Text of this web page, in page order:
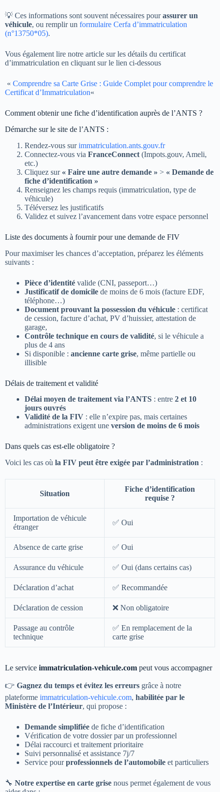
💡 Ces informations sont souvent nécessaires pourassurer un
véhicule, ou remplir un formulaire Cerfa d’immatriculation
(n°13750*05).
Vous également lire notre article sur les détails du certificat
d’immatriculation en cliquant sur le lien ci-dessous
« Comprendre sa Carte Grise : Guide Complet pour comprendre le
Certificat d’Immatriculation«
Comment obtenir une fiche d’identification auprès de l’ANTS ?
Démarche sur le site de l’ANTS :
Rendez-vous surimmatriculation.ants.gouv.fr
Connectez-vous via FranceConnect (Impots.gouv, Ameli,
etc.)
Cliquez sur « Faire une autre demande » > « Demande de
fiche d’identification »
Renseignez les champs requis (immatriculation, type de
véhicule)
Téléversez les justificatifs
Validez et suivez l’avancement dans votre espace personnel
Liste des documents à fournir pour une demande de FIV
Pour maximiser les chances d’acceptation, préparez les éléments
suivants :
Pièce d’identité valide (CNI, passeport…)
Justificatif de domicile de moins de 6 mois (facture EDF,
téléphone…)
Document prouvant la possession du véhicule : certificat
de cession, facture d’achat, PV d’huissier, attestation de
garage,
Contrôle technique en cours de validité, si le véhicule a
plus de 4 ans
Si disponible : ancienne carte grise, même partielle ou
illisible
Délais de traitement et validité
Délai moyen de traitement via l’ANTS : entre 2 et 10
jours ouvrés
Validité de la FIV : elle n’expire pas, mais certaines
administrations exigent une version de moins de 6 mois
Dans quels cas est-elle obligatoire ?
Voici les cas où la FIV peut être exigée par l’administration :
Situation
Fiche d’identification
requise ?
Importation de véhicule
étranger
✅ Oui
Absence de carte grise ✅ Oui
Assurance du véhicule ✅ Oui (dans certains cas)
Déclaration d’achat ✅ Recommandée
Déclaration de cession ❌ Non obligatoire
Passage au contrôle
technique
✅ En remplacement de la
carte grise
Le service immatriculation-vehicule.com peut vous accompagner
👉 Gagnez du temps et évitez les erreurs grâce à notre
plateforme immatriculation-vehicule.com, habilitée par le
Ministère de l’Intérieur, qui propose :
Demande simplifiée de fiche d’identification
Vérification de votre dossier par un professionnel
Délai raccourci et traitement prioritaire
Suivi personnalisé et assistance 7j/7
Service pourprofessionnels de l’automobile et particuliers
🔧 Notre expertise en carte grise nous permet également de vous